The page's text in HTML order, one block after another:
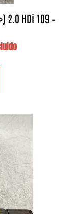
2.0 HDi 109 –